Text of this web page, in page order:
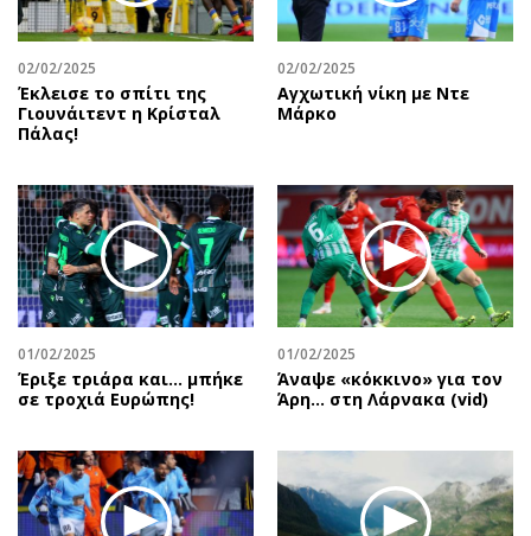
02/02/2025
Έκλεισε το σπίτι της
Γιουνάιτεντ η Κρίσταλ
Πάλας!
02/02/2025
Αγχωτική νίκη με Ντε
Μάρκο
01/02/2025
Έριξε τριάρα και… μπήκε
σε τροχιά Ευρώπης!
01/02/2025
Άναψε «κόκκινο» για τον
Άρη… στη Λάρνακα (vid)